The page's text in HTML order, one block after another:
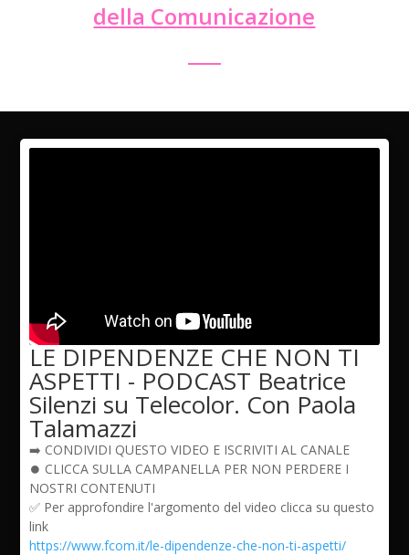
della Comunicazione
LE DIPENDENZE CHE NON TI
ASPETTI - PODCAST Beatrice
Silenzi su Telecolor. Con Paola
Talamazzi
➡️ CONDIVIDI QUESTO VIDEO E ISCRIVITI AL CANALE
⏺️ CLICCA SULLA CAMPANELLA PER NON PERDERE I
NOSTRI CONTENUTI
✅ Per approfondire l'argomento del video clicca su questo
link
https://www.fcom.it/le-dipendenze-che-non-ti-aspetti/